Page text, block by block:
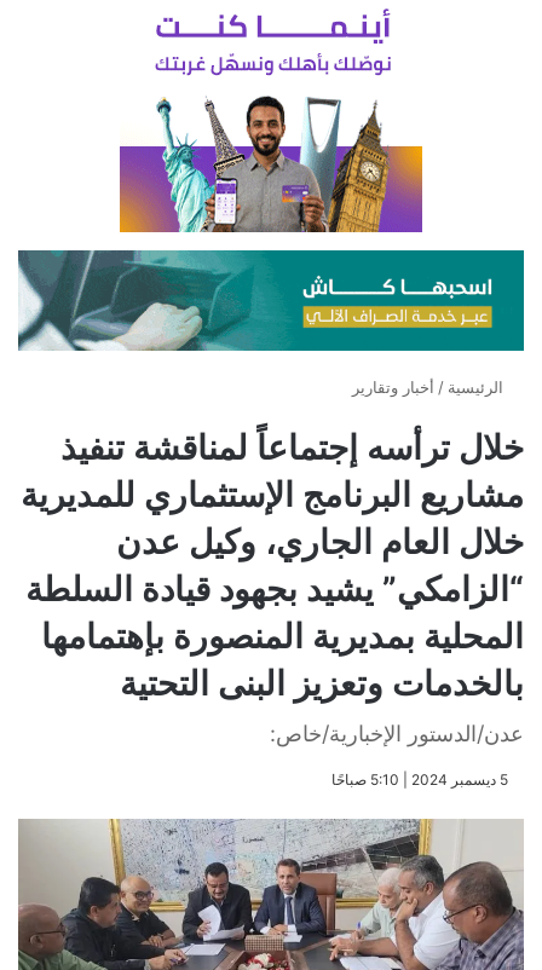
الرئيسية / أخبار وتقارير
خلال ترأسه إجتماعاً لمناقشة تنفيذ
مشاريع البرنامج الإستثماري للمديرية
خلال العام الجاري، وكيل عدن
“الزامكي” يشيد بجهود قيادة السلطة
المحلية بمديرية المنصورة بإهتمامها
بالخدمات وتعزيز البنى التحتية
عدن/الدستور الإخبارية/خاص:
​5 ديسمبر 2024 | 5:10 صباحًا